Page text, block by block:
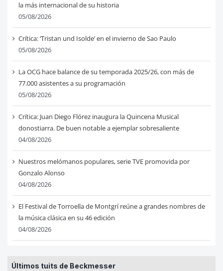
la más internacional de su historia
05/08/2026
Crítica: ‘Tristan und Isolde’ en el invierno de Sao Paulo
05/08/2026
La OCG hace balance de su temporada 2025/26, con más de
77.000 asistentes a su programación
05/08/2026
Crítica: Juan Diego Flórez inaugura la Quincena Musical
donostiarra. De buen notable a ejemplar sobresaliente
04/08/2026
Nuestros melómanos populares, serie TVE promovida por
Gonzalo Alonso
04/08/2026
El Festival de Torroella de Montgrí reúne a grandes nombres de
la música clásica en su 46 edición
04/08/2026
Últimos tuits de Beckmesser